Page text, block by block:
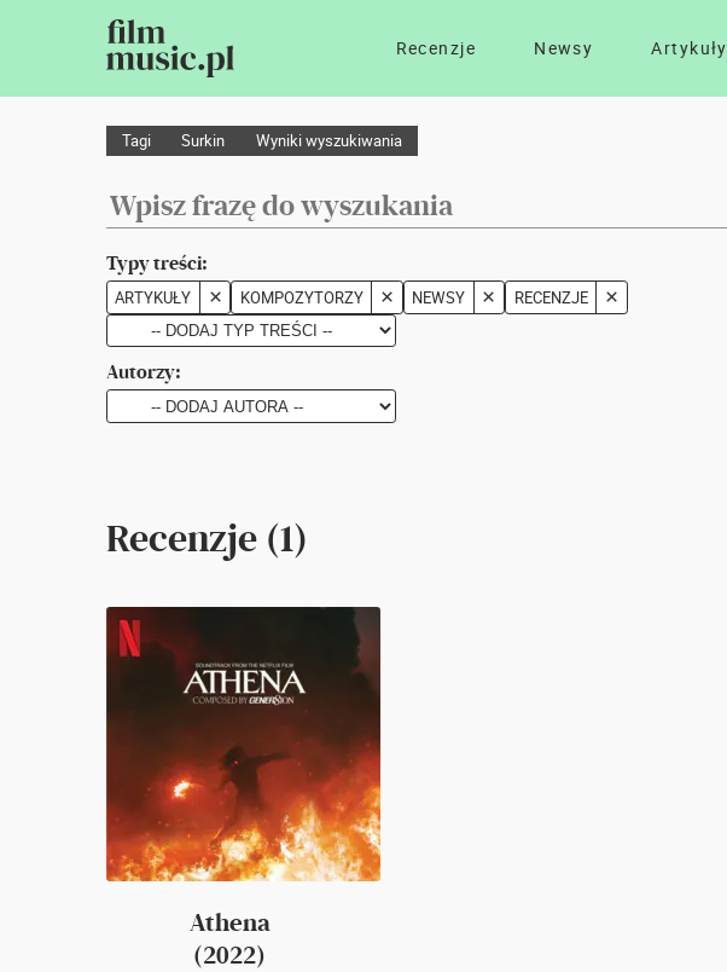
Recenzje Newsy Artykuły
Tagi Surkin Wyniki wyszukiwania
Typy treści:
ARTYKUŁY KOMPOZYTORZY NEWSY RECENZJE
Autorzy:
Recenzje (1)
Athena
(2022)